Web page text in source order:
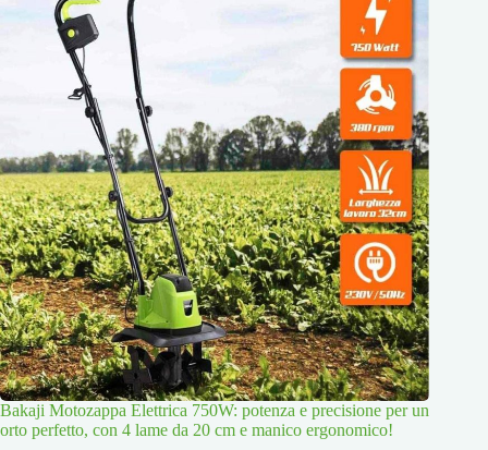
Bakaji Motozappa Elettrica 750W: potenza e precisione per un
orto perfetto, con 4 lame da 20 cm e manico ergonomico!